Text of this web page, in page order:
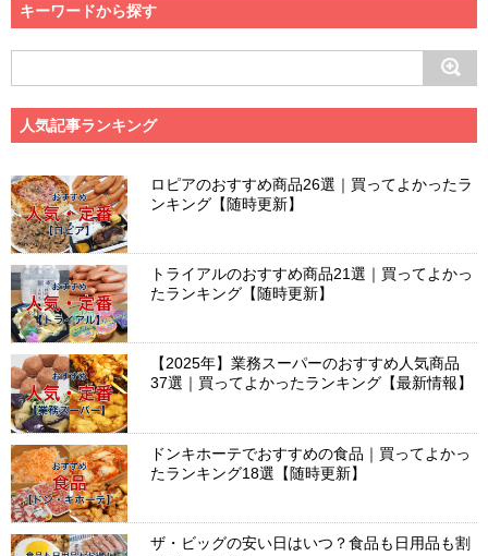
キーワードから探す
人気記事ランキング
ロピアのおすすめ商品26選｜買ってよかったラ
ンキング【随時更新】
トライアルのおすすめ商品21選｜買ってよかっ
たランキング【随時更新】
【2025年】業務スーパーのおすすめ人気商品
37選｜買ってよかったランキング【最新情報】
ドンキホーテでおすすめの食品｜買ってよかっ
たランキング18選【随時更新】
ザ・ビッグの安い日はいつ？食品も日用品も割